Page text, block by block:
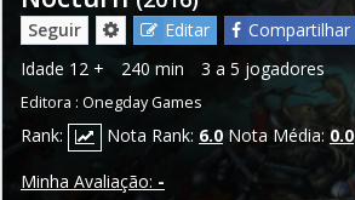
Seguir Editar
Compartilhar
Idade 12 + 240 min 3 a 5 jogadores
Editora : Onegday Games
Rank: Nota Rank: 6.0 Nota Média: 0.0
Minha Avaliação: -